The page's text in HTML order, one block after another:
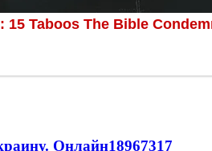
Онлайн18967317